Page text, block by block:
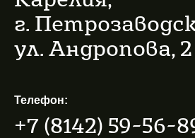
г.
ул. Андропова, 2
Телефон:
+7 (8142) 59-56-